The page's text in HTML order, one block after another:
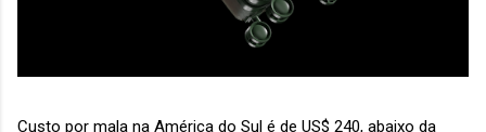
Custo por mala na América do Sul é de US$ 240, abaixo da